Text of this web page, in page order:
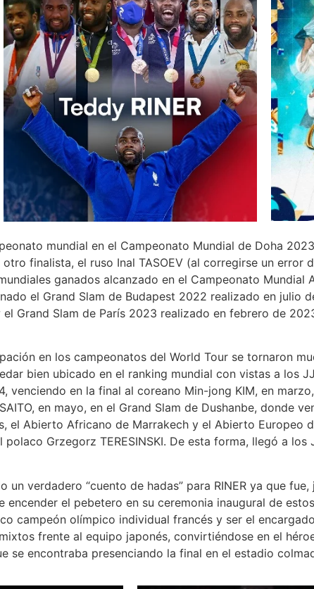
mundial en el Campeonato Mundial de Doha
finalista, el ruso Inal TASOEV (al corregirse un error
ganados alcanzado en el Campeonato Mundial
el Grand Slam de Budapest 2022 realizado en julio
Grand Slam de París 2023 realizado en febrero de
en los campeonatos del World Tour se tornaron
bien ubicado en el ranking mundial con vistas a los
venciendo en la final al coreano Min-jong KIM, en
en mayo, en el Grand Slam de Dushanbe, donde
el Abierto Africano de Marrakech y el Abierto Europeo
Grzegorz TERESINSKI. De esta forma, llegó a
“cuento de hadas” para RINER ya que fue,
el pebetero en su ceremonia inaugural de
campeón olímpico individual francés y ser el
frente al equipo japonés, convirtiéndose en el
se encontraba presenciando la final en el estadio